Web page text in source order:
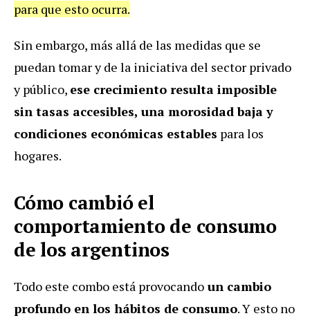
para que esto ocurra.
Sin embargo, más allá de las medidas que se
puedan tomar y de la iniciativa del sector privado
y público, ese crecimiento resulta imposible
sin tasas accesibles, una morosidad baja y
condiciones económicas estables para los
hogares.
Cómo cambió el
comportamiento de consumo
de los argentinos
Todo este combo está provocando un cambio
profundo en los hábitos de consumo. Y esto no